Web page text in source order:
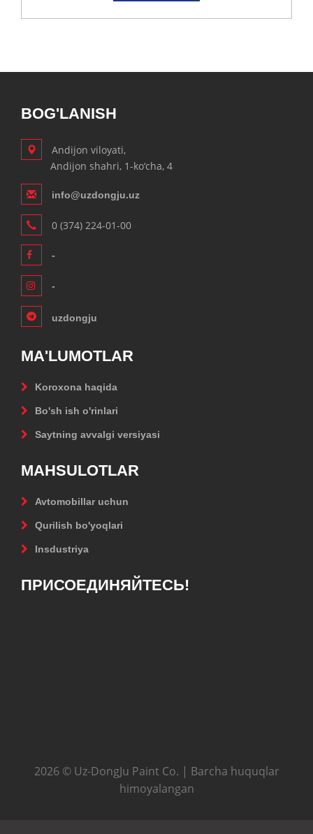
BOG'LANISH
Andijon viloyati,
Andijon shahri, 1-ko‘cha, 4
info@uzdongju.uz
0 (374) 224-01-00
-
-
uzdongju
MA'LUMOTLAR
Koroxona haqida
Bo'sh ish o'rinlari
Saytning avvalgi versiyasi
MAHSULOTLAR
Avtomobillar uchun
Qurilish bo'yoqlari
Insdustriya
ПРИСОЕДИНЯЙТЕСЬ!
2026 © Uz-DongJu Paint Co. | Barcha huquqlar
himoyalangan